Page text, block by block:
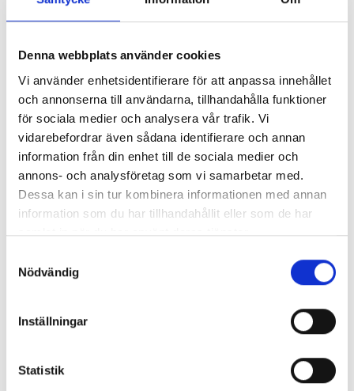
Denna webbplats använder cookies
Vi använder enhetsidentifierare för att anpassa innehållet
och annonserna till användarna, tillhandahålla funktioner
för sociala medier och analysera vår trafik. Vi
vidarebefordrar även sådana identifierare och annan
information från din enhet till de sociala medier och
annons- och analysföretag som vi samarbetar med.
Dessa kan i sin tur kombinera informationen med annan
information som du har tillhandahållit eller som de har
samlat in när du har använt deras tjänster.
Nödvändig
Inställningar
Statistik
När du söker lediga tjänster, skickar in
intresseanmälningar avseende anställning hos oss,
deltar i undersökningar eller vill bli kontaktad av oss
använder vi dina personuppgifter endast för det
ändamål för vilka du lämnat dem.
6. Säkerhet och skydd av
personuppgifter
Akea har vidtagit nödvändiga och lämpliga
personuppgifterna mot obehörig åtkomst, ändring,
7. Begränsning i utlämnande av